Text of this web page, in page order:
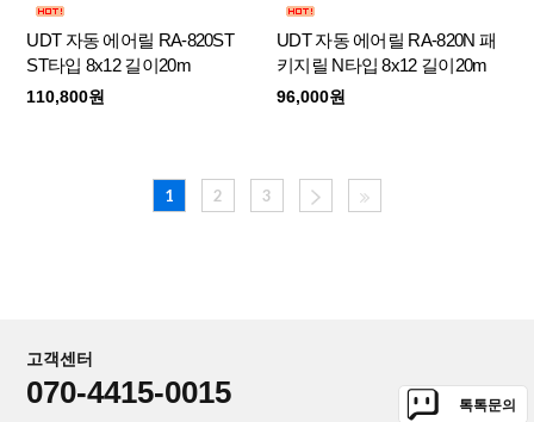
UDT 자동 에어릴 RA-820ST
ST타입 8x12 길이20m
110,800원
UDT 자동 에어릴 RA-820N 패
키지릴 N타입 8x12 길이20m
96,000원
1 2 3
고객센터
070-4415-0015 톡톡문의